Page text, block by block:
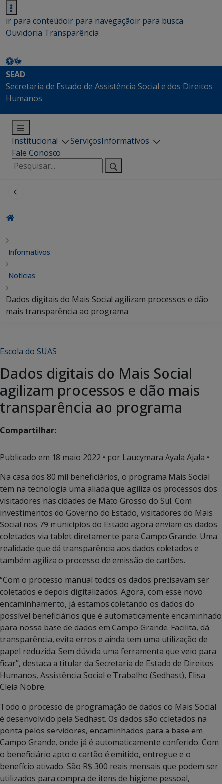
ir para conteúdoir para navegaçãoir para busca
Ouvidoria Transparência
SEAD
Secretaria de Estado de Assistência Social e dos Direitos
Humanos
Institucional ServiçosInformativos
Fale Conosco
Pesquisar
por:
Informativos
Notícias
Dados digitais do Mais Social agilizam processos e dão
mais transparência ao programa
Escola do SUAS
Dados digitais do Mais Social
agilizam processos e dão mais
transparência ao programa
Compartilhar:
Publicado em 18 maio 2022 • por Laucymara Ayala Ajala •
Na casa dos 80 mil beneficiários, o programa Mais Social
tem na tecnologia uma aliada que agiliza os processos dos
visitadores nas cidades de Mato Grosso do Sul. Com
investimentos do Governo do Estado, visitadores do Mais
Social nos 79 municípios do Estado agora enviam os dados
coletados via tablet diretamente para Campo Grande. Uma
realidade que dá transparência aos dados coletados e
também agiliza o processo de emissão de cartões.
“Com o processo manual todos os dados precisavam ser
coletados e depois digitalizados. Agora, com esse novo
encaminhamento, já estamos coletando os dados do
possível beneficiários que é automaticamente encaminhado
para nossa base de dados em Campo Grande. Facilita, dá
transparência, evita erros e ainda tem uma utilização de
papel reduzida. Sem dúvida uma ferramenta que veio para
ficar”, destaca a titular da Secretaria de Estado de Direitos
Humanos, Assistência Social e Trabalho (Sedhast), Elisa
Cleia Nobre.
Todo o processo de programação de dados do Mais Social
é desenvolvido pela Sedhast. Os dados são coletados na
ponta pelos servidores, encaminhados para a base em
Campo Grande, onde já é automaticamente conferido. Com
o beneficiário apto o cartão é emitido, entregue e o
benefício ativado. São R$ 300 reais mensais que podem ser
utilizados para compra de itens de higiene pessoal,